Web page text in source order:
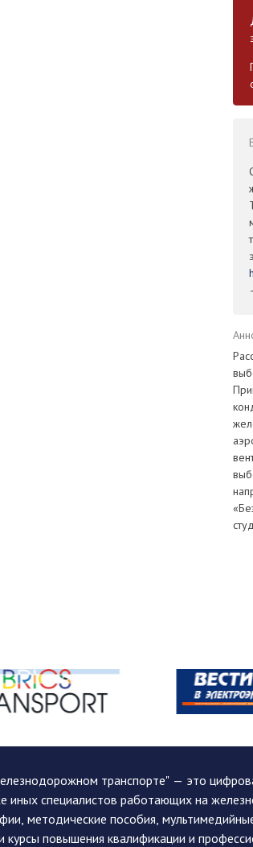
транспорте" — это
иных специалистов работающих на
методические пособия,
повышения квалификации и